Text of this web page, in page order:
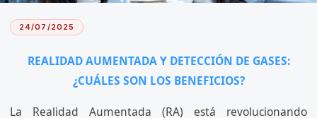
24/07/2025
REALIDAD AUMENTADA Y DETECCIÓN DE GASES:
¿CUÁLES SON LOS BENEFICIOS?
La Realidad Aumentada (RA) está revolucionando